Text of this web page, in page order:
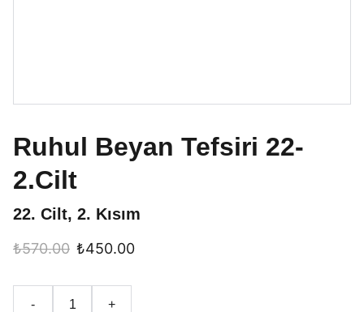
Ruhul Beyan Tefsiri 22-
2.Cilt
22. Cilt, 2. Kısım
₺570.00 ₺450.00
- +